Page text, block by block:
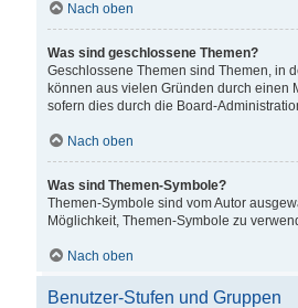
Nach oben
Was sind geschlossene Themen?
Geschlossene Themen sind Themen, in
können aus vielen Gründen durch einen
sofern dies durch die Board-
Nach oben
Was sind Themen-Symbole?
Themen-Symbole sind vom Autor
Möglichkeit, Themen-Symbole zu
Nach oben
Benutzer-Stufen und Gruppen